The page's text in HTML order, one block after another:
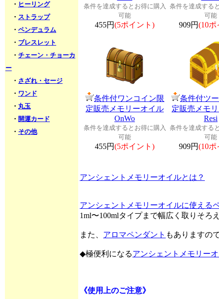
・ ヒーリング
・ ストラップ
・ ペンデュラム
・ ブレスレット
・ チェーン・チョーカ
ー
・ さざれ・セージ
・ ワンド
・ 丸玉
・ 開運カード
・ その他
条件を達成するとお得に購入
可能
455円(5ポイント)
条件を達成する
可能
909円(10ポ
条件付ワンコイン限
定販売メモリーオイル
OnWo
条件を達成するとお得に購入
可能
455円(5ポイント)
条件付ツ
定販売メモ
Resi
条件を達成する
可能
909円(10ポ
アンシェントメモリーオイルとは？
アンシェントメモリーオイルに使える
1ml〜100mlタイプまで幅広く取りそろ
また、 アロマペンダント もありますの
◆極便利になるアンシェントメモリー
《使用上のご注意》